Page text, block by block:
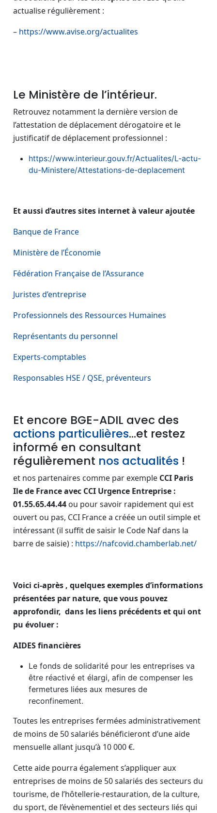
actualise régulièrement :
– https://www.avise.org/actualites
Le Ministère de l’intérieur.
Retrouvez notamment la dernière version de
l’attestation de déplacement dérogatoire et le
justificatif de déplacement professionnel :
https://www.interieur.gouv.fr/Actualites/L-actu-
du-Ministere/Attestations-de-deplacement
Et aussi d’autres sites internet à valeur ajoutée
Banque de France
Ministère de l’Économie
Fédération Française de l’Assurance
Juristes d’entreprise
Professionnels des Ressources Humaines
Représentants du personnel
Experts-comptables
Responsables HSE / QSE, préventeurs
Et encore BGE-ADIL avec des
actions particulières…et restez
informé en consultant
régulièrement nos actualités !
et nos partenaires comme par exemple CCI Paris
Ile de Franceavec CCI Urgence Entreprise :
01.55.65.44.44 ou pour savoir rapidement qui est
ouvert ou pas, CCI France a créée un outil simple et
intéressant (il suffit de saisir le Code Naf dans la
barre de saisie) : https://nafcovid.chamberlab.net/
Voici ci-après , quelques exemples d’informations
présentées par nature, que vous pouvez
approfondir, dans les liens précédents et qui ont
pu évoluer :
AIDES financières
Le fonds de solidarité pour les entreprises va
être réactivé et élargi, afin de compenser les
fermetures liées aux mesures de
reconfinement.
Toutes les entreprises fermées administrativement
de moins de 50 salariés bénéficieront d’une aide
mensuelle allant jusqu’à 10 000 €.
Cette aide pourra également s’appliquer aux
entreprises de moins de 50 salariés des secteurs du
tourisme, de l’hôtellerie-restauration, de la culture,
du sport, de l’évènementiel et des secteurs liés qui